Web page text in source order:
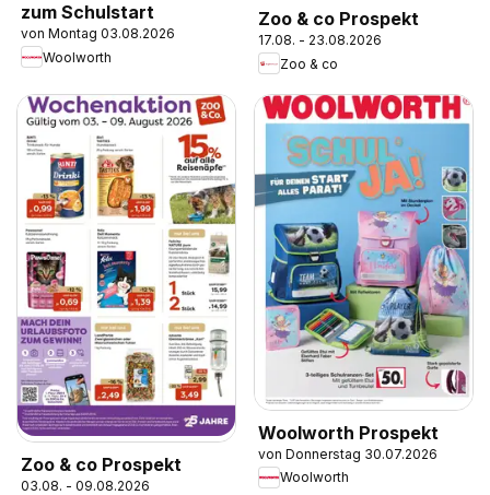
zum Schulstart
von Montag 03.08.2026
Woolworth
Zoo & co Prospekt
17.08. - 23.08.2026
Zoo & co
Zoo & co Prospekt
03.08. - 09.08.2026
Woolworth Prospekt
von Donnerstag 30.07.2026
Woolworth